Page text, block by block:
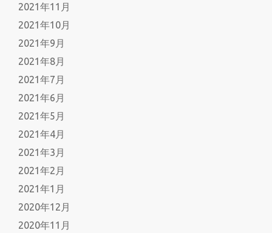
2021年11月
2021年10月
2021年9月
2021年8月
2021年7月
2021年6月
2021年5月
2021年4月
2021年3月
2021年2月
2021年1月
2020年12月
2020年11月